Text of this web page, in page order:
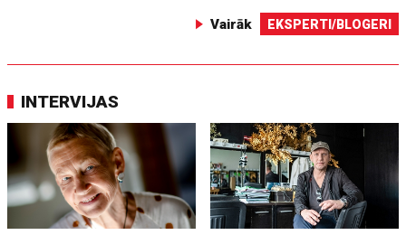
Vairāk EKSPERTI/BLOGERI
INTERVIJAS